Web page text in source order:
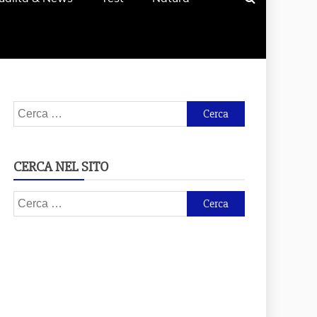
Ricerca
per:
CERCA NEL SITO
Ricerca
per: